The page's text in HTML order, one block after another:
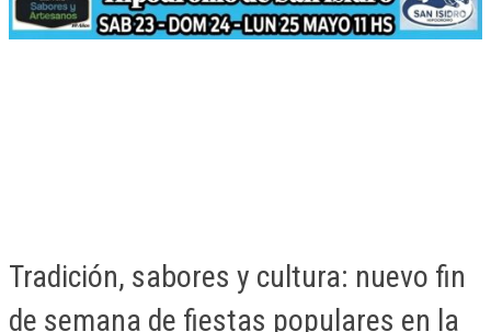
Tradición, sabores y cultura: nuevo fin
de semana de fiestas populares en la